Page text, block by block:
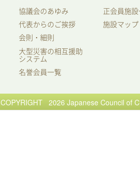
協議会のあゆみ
代表からのご挨拶
会則・細則
大型災害の相互援助
システム
名誉会員一覧
正会員施
施設マップ
COPYRIGHT 2026 Japanese Council of